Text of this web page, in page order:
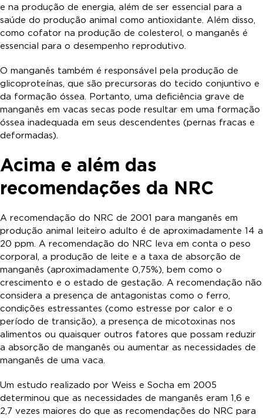
e na produção de energia, além de ser essencial para a
saúde do produção animal como antioxidante. Além disso,
como cofator na produção de colesterol, o manganês é
essencial para o desempenho reprodutivo.
O manganês também é responsável pela produção de
glicoproteínas, que são precursoras do tecido conjuntivo e
da formação óssea. Portanto, uma deficiência grave de
manganês em vacas secas pode resultar em uma formação
óssea inadequada em seus descendentes (pernas fracas e
deformadas).
Acima e além das
recomendações da NRC
A recomendação do NRC de 2001 para manganês em
produção animal leiteiro adulto é de aproximadamente 14 a
20 ppm. A recomendação do NRC leva em conta o peso
corporal, a produção de leite e a taxa de absorção de
manganês (aproximadamente 0,75%), bem como o
crescimento e o estado de gestação. A recomendação não
considera a presença de antagonistas como o ferro,
condições estressantes (como estresse por calor e o
período de transição), a presença de micotoxinas nos
alimentos ou quaisquer outros fatores que possam reduzir
a absorção de manganês ou aumentar as necessidades de
manganês de uma vaca.
Um estudo realizado por Weiss e Socha em 2005
determinou que as necessidades de manganês eram 1,6 e
2,7 vezes maiores do que as recomendações do NRC para